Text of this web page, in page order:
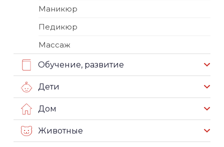
Маникюр
Педикюр
Массаж
Обучение, развитие
Дети
Дом
Животные